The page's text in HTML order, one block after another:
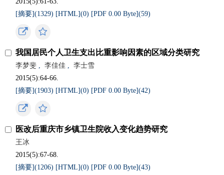
[摘要](1329) [HTML](0) [PDF 0.00 Byte](59)
我国居民个人卫生支出比重影响因素的区域分类研究
李梦斐 , 李佳佳 ,
李士雪
2015(5):64-66.
[摘要](1903) [HTML](0) [PDF 0.00 Byte](42)
医改后重庆市乡镇卫生院收入变化趋势研究
王冰
2015(5):67-68.
[摘要](1206) [HTML](0) [PDF 0.00 Byte](43)